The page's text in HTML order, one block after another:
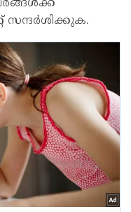
സന്ദര്‍ശിക്കുക.